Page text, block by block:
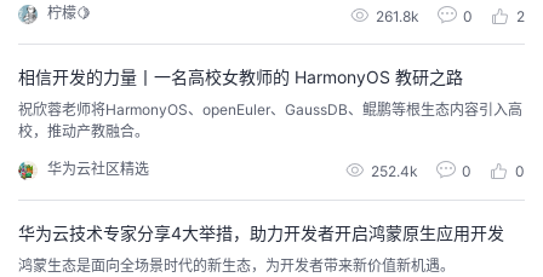
发
者
我
开
发
者
学
堂
的
Programs
我
的
支
的设备已经超过7亿，而参与鸿蒙开发的开发者数量也超过了220万。
柠檬🍋 261.8k 0 2
相信开发的力量丨一名高校女教师的 HarmonyOS 教研之路
祝欣蓉老师将HarmonyOS、openEuler、GaussDB、鲲鹏等根生态内容引入高
校，推动产教融合。
华为云社区精选 252.4k 0 0
华为云技术专家分享4大举措，助力开发者开启鸿蒙原生应用开发
鸿蒙生态是面向全场景时代的新生态，为开发者带来新价值新机遇。